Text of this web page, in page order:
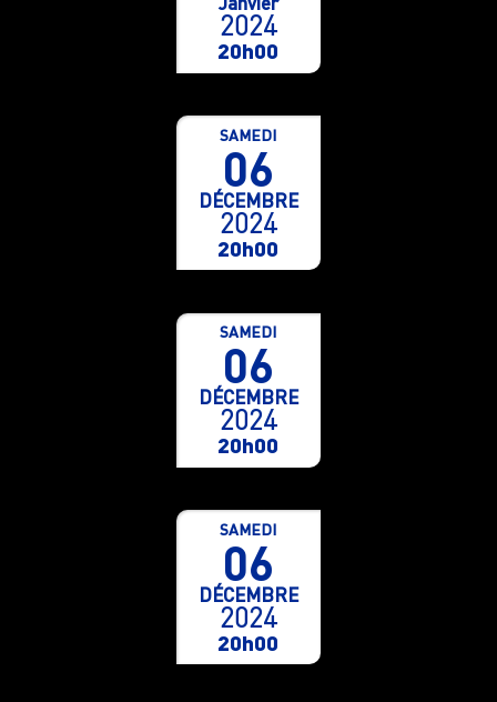
2024
20h00
SAMEDI
06
DÉCEMBRE
2024
20h00
SAMEDI
06
DÉCEMBRE
2024
20h00
SAMEDI
06
DÉCEMBRE
2024
20h00